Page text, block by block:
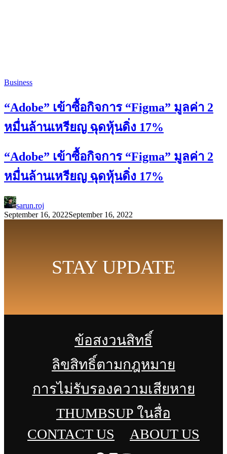
Business
“Adobe” เข้าซื้อกิจการ “Figma” มูลค่า 2
หมื่นล้านเหรียญ ฉุดหุ้นดิ่ง 17%
“Adobe” เข้าซื้อกิจการ “Figma” มูลค่า 2
หมื่นล้านเหรียญ ฉุดหุ้นดิ่ง 17%
sarun.roj
September 16, 2022September 16, 2022
STAY UPDATE
ข้อสงวนสิทธิ์
ลิขสิทธิ์ตามกฎหมาย
การไม่รับรองความเสียหาย
THUMBSUP ในสื่อ
CONTACT US
ABOUT US